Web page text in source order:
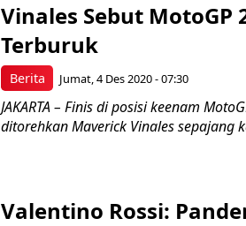
Berita
Vinales Sebut MotoGP
Terburuk
Jumat, 4 Des 2020 - 07:30
JAKARTA – Finis di posisi keenam
ditorehkan Maverick Vinales sepajang
Valentino Rossi: